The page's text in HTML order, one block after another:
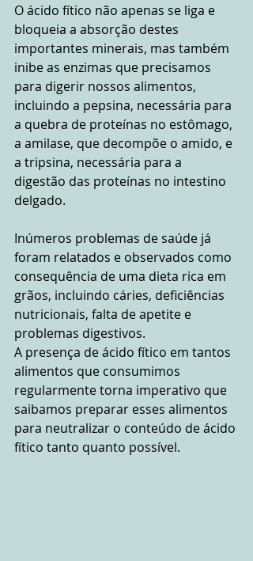
O ácido fítico não apenas se liga e
bloqueia a absorção destes
importantes minerais, mas também
inibe as enzimas que precisamos
para digerir nossos alimentos,
incluindo a pepsina, necessária para
a quebra de proteínas no estômago,
a amilase, que decompõe o amido, e
a tripsina, necessária para a
digestão das proteínas no intestino
delgado.
Inúmeros problemas de saúde já
foram relatados e observados como
consequência de uma dieta rica em
grãos, incluindo cáries, deficiências
nutricionais, falta de apetite e
problemas digestivos.
A presença de ácido fítico em tantos
alimentos ​​que consumimos
regularmente torna imperativo que
saibamos preparar esses alimentos
para neutralizar o conteúdo de ácido
fítico tanto quanto possível.